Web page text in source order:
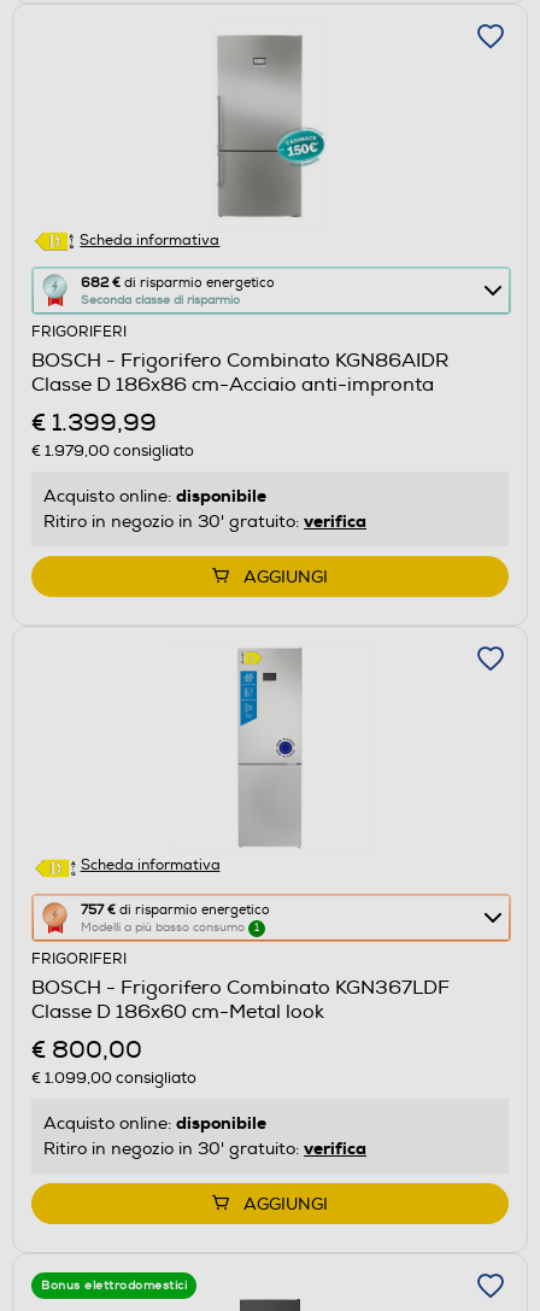
Scheda informativa
682 € di risparmio energetico
Seconda classe di risparmio
Questa
azione
aprirà
il
Calcolatore
di
risparmio
energetico
di
FRIGORIFERI
BOSCH - Frigorifero Combinato KGN86AIDR
Classe D 186x86 cm-Acciaio anti-impronta
€ 1.399,99
€ 1.979,00consigliato
Acquisto online: disponibile
Ritiro in negozio in 30' gratuito: verifica
AGGIUNGI
Scheda informativa
757 € di risparmio energetico
Modelli a più basso consumo 1
Questa
azione
aprirà
il
Calcolatore
di
risparmio
energetico
di
FRIGORIFERI
BOSCH - Frigorifero Combinato KGN367LDF
Classe D 186x60 cm-Metal look
€ 800,00
€ 1.099,00consigliato
Acquisto online: disponibile
Ritiro in negozio in 30' gratuito: verifica
AGGIUNGI
Bonus elettrodomestici